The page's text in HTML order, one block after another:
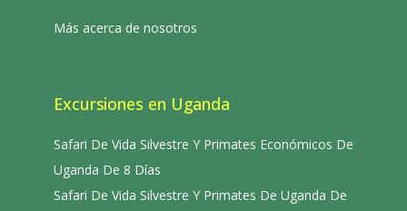
Más acerca de nosotros
Excursiones en Uganda
Safari De Vida Silvestre Y Primates Económicos De
Uganda De 8 Días
Safari De Vida Silvestre Y Primates De Uganda De